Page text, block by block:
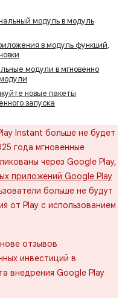
модуль в модуль
в модуль функций,
модули в мгновенно
новые пакеты
запуска
Instant больше не будет
года мгновенные
через Google Play,
приложений Google Play
больше не будут
от Play с использованием
отзывов
инвестиций в
внедрения Google Play